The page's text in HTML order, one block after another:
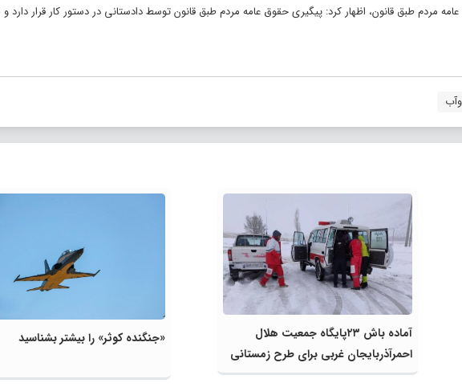
مردم طبق قانون، اظهار کرد: پیگیری حقوق عامه مردم طبق قانون توسط دادستانی در دستور کار قرار دارد
آماده باش ۲۳پایگاه جمعیت هلال
احمرآذربایجان غربی برای طرح زمستانی
«جنگنده کوثر» را بیشتر بشناسید